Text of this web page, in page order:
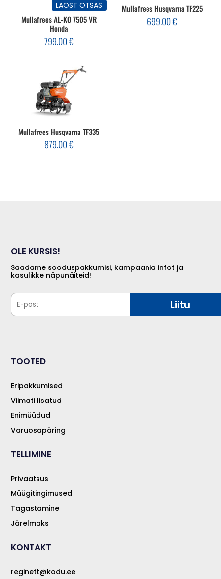
LAOST OTSAS
Mullafrees AL-KO 7505 VR
Honda
799.00€
Mullafrees Husqvarna TF225
699.00€
Mullafrees Husqvarna TF335
879.00€
OLE KURSIS!
Saadame sooduspakkumisi, kampaania infot ja
kasulikke näpunäiteid!
Liitu
TOOTED
Eripakkumised
Viimati lisatud
Enimüüdud
Varuosapäring
TELLIMINE
Privaatsus
Müügitingimused
Tagastamine
Järelmaks
KONTAKT
reginett@kodu.ee